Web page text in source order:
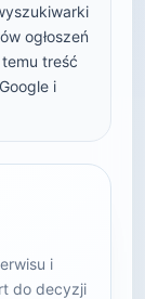
ogłoszeń
treść
i
i
do decyzji